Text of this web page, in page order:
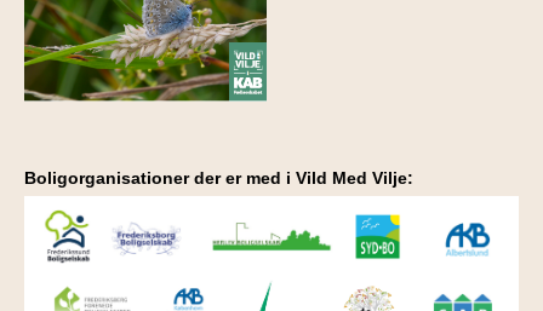
Boligorganisationer der er med i Vild Med Vilje: